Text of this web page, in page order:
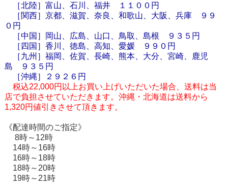
［北陸］富山、石川、福井 １１００円
［関西］京都、滋賀、奈良、和歌山、大阪、兵庫 ９９
０円
［中国］岡山、広島、山口、鳥取、島根 ９３５円
［四国］香川、徳島、高知、愛媛 ９９０円
［九州］福岡、佐賀、長崎、熊本、大分、宮崎、鹿児
島 ９３５円
［沖縄］２９２６円
税込22,000円以上お買い上げいただいた場合、送料は当
店で負担させていただきます。沖縄・北海道は送料から
1,320円値引きさせて頂きます。
《配達時間のご指定》
8時～12時
14時～16時
16時～18時
18時～20時
19時～21時